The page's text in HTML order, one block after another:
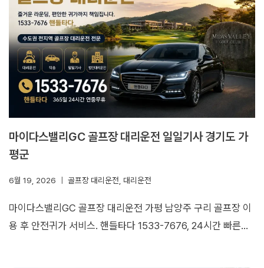
마이다스밸리GC 골프장 대리운전 일일기사 경기도 가
평군
6월 19, 2026 골프장 대리운전 대리운전
마이다스밸리GC 골프장 대리운전 가평 남양주 구리 골프장 이
용 후 안전귀가 서비스. 핸들타다 1533-7676, 24시간 빠른…